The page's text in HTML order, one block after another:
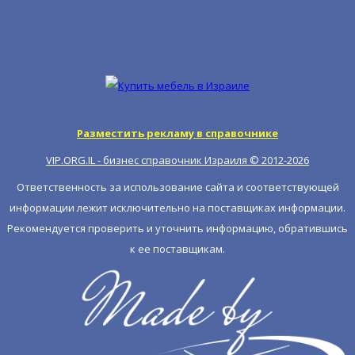
Разместить рекламу в справочнике
VIP.ORG.IL - бизнес справочник Израиля © 2012-2026
Ответственность за использование сайта и соответствующей
информации лежит исключительно на поставщиках информации.
Рекомендуется проверить и уточнить информацию, обратившись
к ее поставщикам.